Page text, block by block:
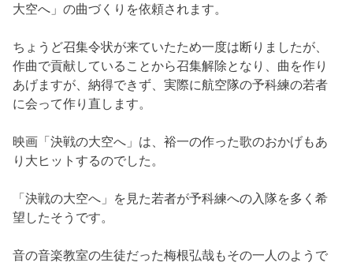
大空へ」の曲づくりを依頼されます。
ちょうど召集令状が来ていたため一度は断りましたが、
作曲で貢献していることから召集解除となり、曲を作り
あげますが、納得できず、実際に航空隊の予科練の若者
に会って作り直します。
映画「決戦の大空へ」は、裕一の作った歌のおかげもあ
り大ヒットするのでした。
「決戦の大空へ」を見た若者が予科練への入隊を多く希
望したそうです。
音の音楽教室の生徒だった梅根弘哉もその一人のようで